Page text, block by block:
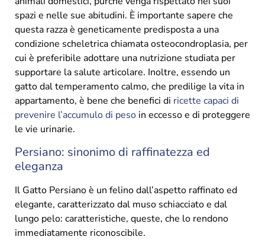
spazi e nelle sue abitudini. È importante sapere che
questa razza è geneticamente predisposta a una
condizione scheletrica chiamata osteocondroplasia, per
cui è preferibile adottare una nutrizione studiata per
supportare la salute articolare. Inoltre, essendo un
gatto dal temperamento calmo, che predilige la vita in
appartamento, è bene che benefici di ricette capaci di
prevenire l’accumulo di peso in eccesso e di proteggere
le vie urinarie.
Persiano: sinonimo di raffinatezza ed
eleganza
Il Gatto Persiano è un felino dall’aspetto raffinato ed
elegante, caratterizzato dal muso schiacciato e dal
lungo pelo: caratteristiche, queste, che lo rendono
immediatamente riconoscibile.